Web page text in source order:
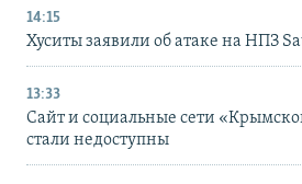
14:15
Хуситы заявили об атаке на НПЗ
13:33
Сайт и социальные сети
стали недоступны